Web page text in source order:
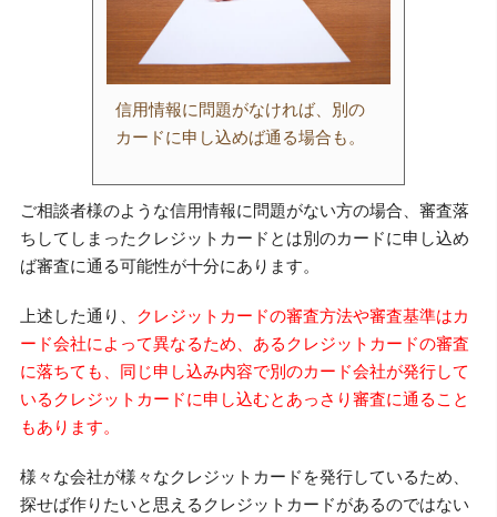
信用情報に問題がなければ、別の
カードに申し込めば通る場合も。
ご相談者様のような信用情報に問題がない方の場合、審査落
ちしてしまったクレジットカードとは別のカードに申し込め
ば審査に通る可能性が十分にあります。
上述した通り、 クレジットカードの審査方法や審査基準はカ
ード会社によって異なるため、あるクレジットカードの審査
に落ちても、同じ申し込み内容で別のカード会社が発行して
いるクレジットカードに申し込むとあっさり審査に通ること
もあります。
様々な会社が様々なクレジットカードを発行しているため、
探せば作りたいと思えるクレジットカードがあるのではない